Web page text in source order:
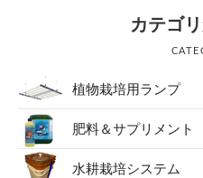
カテゴ
植物栽培用ランプ
肥料＆サプリメント
水耕栽培システム